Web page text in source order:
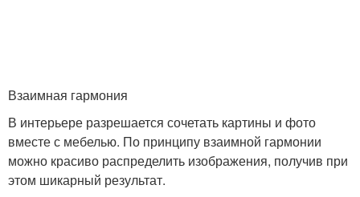
Взаимная гармония
В интерьере разрешается сочетать картины и фото
вместе с мебелью. По принципу взаимной гармонии
можно красиво распределить изображения, получив при
этом шикарный результат.